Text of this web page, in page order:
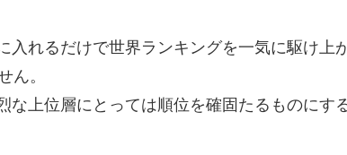
入れるだけで世界ランキングを一気に駆け上
ん。
な上位層にとっては順位を確固たるものにす